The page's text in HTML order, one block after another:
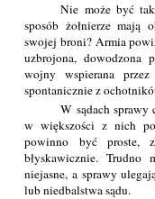
Nie może być
sposób żołnierze mają
swojej broni? Armia
uzbrojona, dowodzona
wojny wspierana
spontanicznie z
W sądach
w większości z nich
powinno być proste,
błyskawicznie.
niejasne, a sprawy
lub niedbalstwa sądu.